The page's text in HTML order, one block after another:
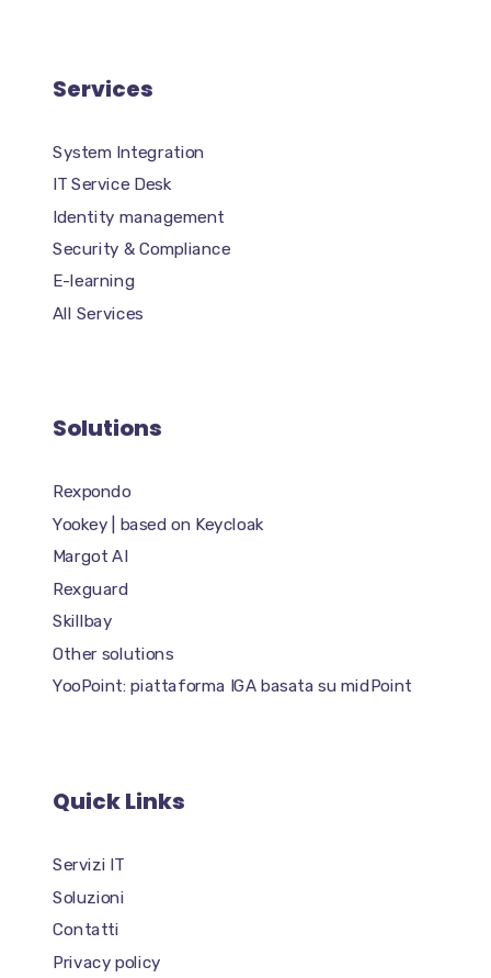
Services
System Integration
IT Service Desk
Identity management
Security & Compliance
E-learning
All Services
Solutions
Rexpondo
Yookey | based on Keycloak
Margot AI
Rexguard
Skillbay
Other solutions
YooPoint: piattaforma IGA basata su midPoint
Quick Links
Servizi IT
Soluzioni
Contatti
Privacy policy